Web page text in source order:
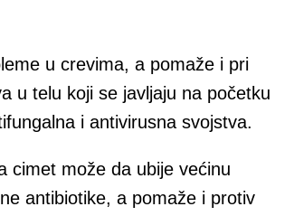
u crevima, a pomaže i pri
u telu koji se javljaju na početku
i antivirusna svojstva.
cimet može da ubije većinu
antibiotike, a pomaže i protiv